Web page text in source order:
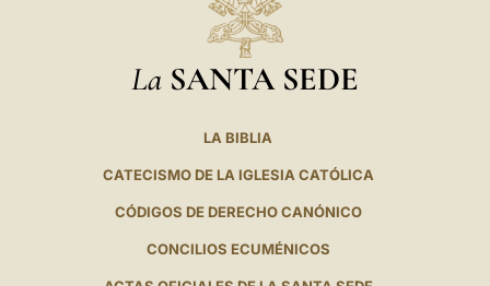
La SANTA SEDE
LA BIBLIA
CATECISMO DE LA IGLESIA CATÓLICA
CÓDIGOS DE DERECHO CANÓNICO
CONCILIOS ECUMÉNICOS